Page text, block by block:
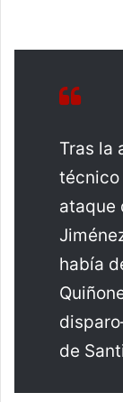
Tras la
técnico
ataque
había
de